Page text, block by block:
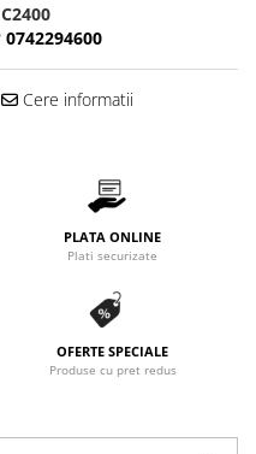
C2400
0742294600
Cere informatii
PLATA ONLINE
Plati securizate
OFERTE SPECIALE
Produse cu pret redus